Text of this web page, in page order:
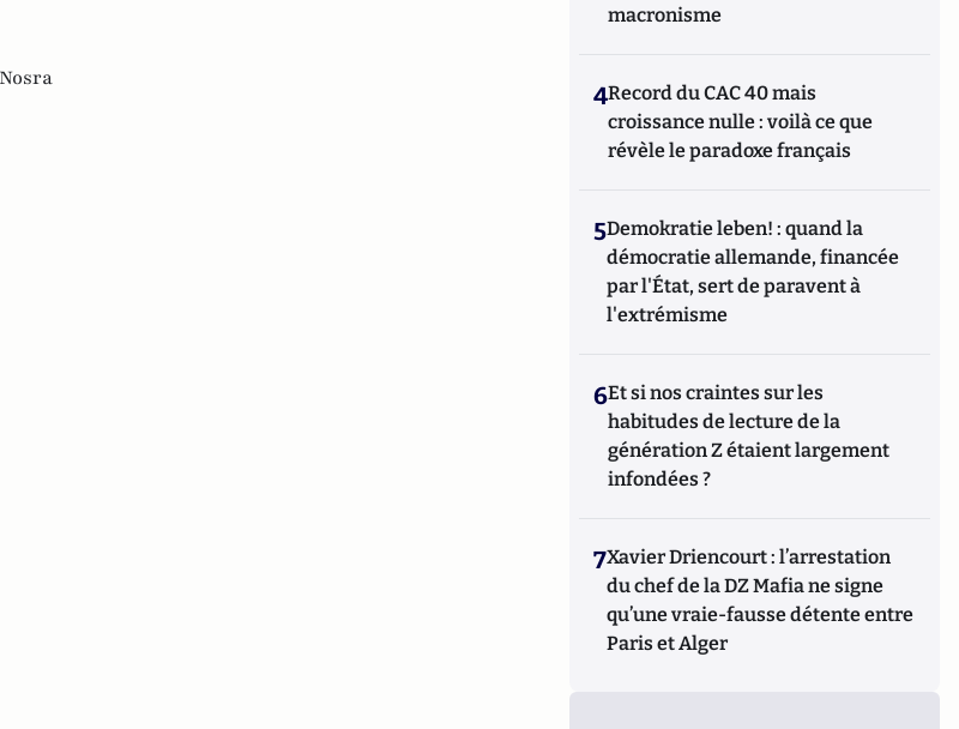
macronisme
4Record du CAC 40 mais
croissance nulle : voilà ce que
révèle le paradoxe français
5Demokratie leben! : quand la
démocratie allemande, financée
par l'État, sert de paravent à
l'extrémisme
6Et si nos craintes sur les
habitudes de lecture de la
génération Z étaient largement
infondées ?
7Xavier Driencourt : l’arrestation
du chef de la DZ Mafia ne signe
qu’une vraie-fausse détente entre
Paris et Alger